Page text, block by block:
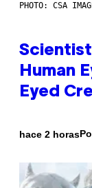
PHOTO: CSA
Human
Eyed
hace 2 horas